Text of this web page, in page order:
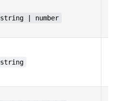
string | number
string